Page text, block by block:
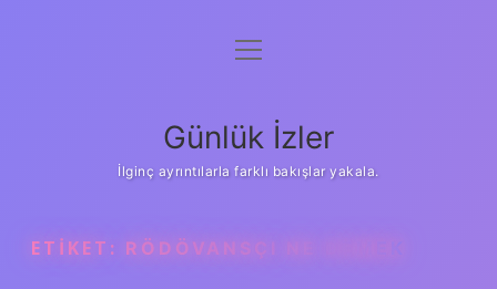
Anasayfa
Yasal Uyarı
menüyü
Günlük İzler
İlginç ayrıntılarla farklı bakışlar yakala.
ETIKET: RÖDÖVANSÇI NE DEMEK